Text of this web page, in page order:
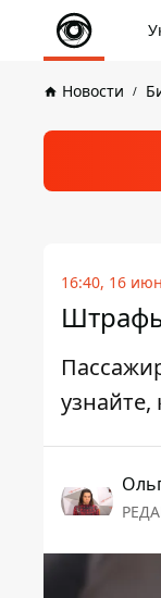
Новости
16:40, 16